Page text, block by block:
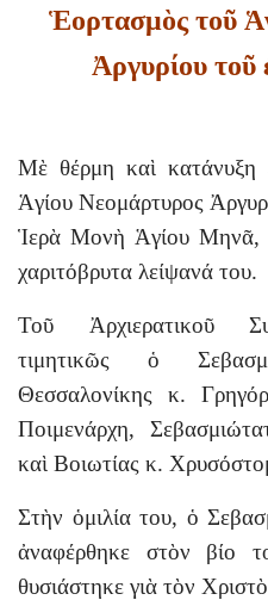
Ἑορτασμὸς τοῦ
Ἀργυρίου
Μὲ θέρμη καὶ κατάνυξη
Ἁγίου Νεομάρτυρος
Ἱερὰ Μονὴ Ἁγίου Μηνᾶ,
χαριτόβρυτα λείψανά του.
Τοῦ Ἀρχιερατικοῦ
τιμητικῶς ὁ
Θεσσαλονίκης κ.
Ποιμενάρχη,
καὶ Βοιωτίας κ.
Στὴν ὁμιλία του, ὁ
ἀναφέρθηκε στὸν βίο
θυσιάστηκε γιὰ τὸν